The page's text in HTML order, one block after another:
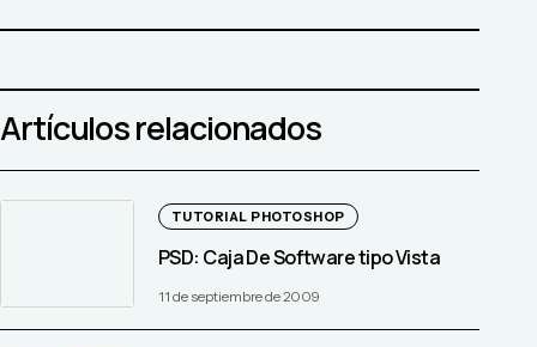
Artículos relacionados
TUTORIAL PHOTOSHOP
PSD: Caja De Software tipo Vista
11 de septiembre de 2009